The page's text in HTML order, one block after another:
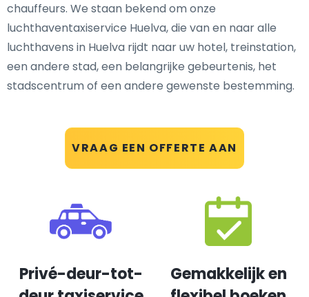
VRAAG EEN OFFERTE AAN
chauffeurs. We staan bekend om onze
luchthaventaxiservice Huelva, die van en naar alle
luchthavens in Huelva rijdt naar uw hotel, treinstation,
een andere stad, een belangrijke gebeurtenis, het
stadscentrum of een andere gewenste bestemming.
Privé-deur-tot-
Gemakkelijk en